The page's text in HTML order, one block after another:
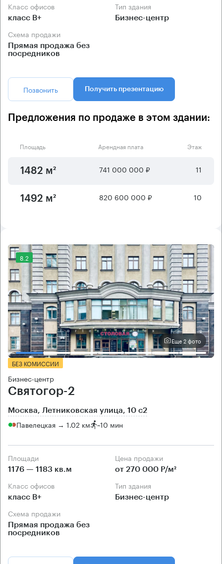
Класс офисов
класс B+
Тип здания
Бизнес-центр
Схема продажи
Прямая продажа без
посредников
Позвонить Получить презентацию
Предложения по продаже в этом здании:
Площадь Арендная плата Этаж
1482 м² 741 000 000 ₽ 11
1492 м² 820 600 000 ₽ 10
8.2
Еще 2 фото
БЕЗ КОМИССИИ
Бизнес-центр
Святогор-2
Москва, Летниковская улица, 10 с2
Павелецкая → 1.02 км ~10 мин
Площади
1176 — 1183 кв.м
Цена продажи
от 270 000 Р/м²
Класс офисов
класс B+
Тип здания
Бизнес-центр
Схема продажи
Прямая продажа без
посредников